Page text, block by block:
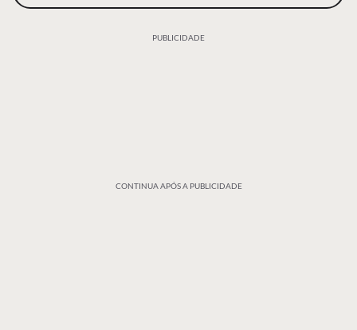
PUBLICIDADE
CONTINUA APÓS A PUBLICIDADE